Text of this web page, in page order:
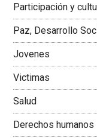
Colombiana
Participación y
Paz, Desarrollo
Jovenes
Victimas
Salud
Derechos humanos